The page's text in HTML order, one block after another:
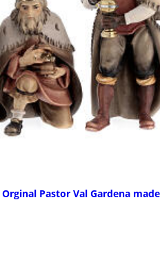
Pastor Val Gardena